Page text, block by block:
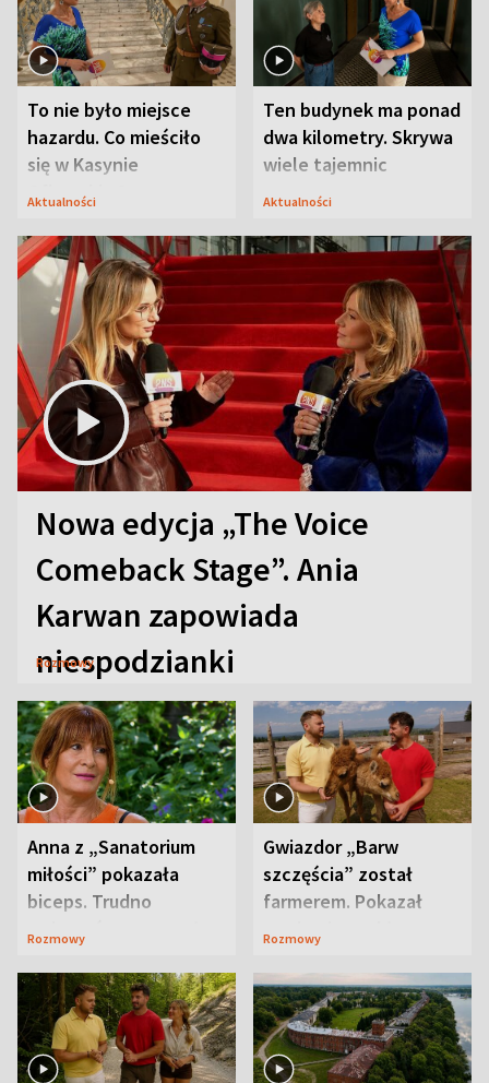
To nie było miejsce
hazardu. Co mieściło
się w Kasynie
Oficerskim?
Aktualności
Ten budynek ma ponad
dwa kilometry. Skrywa
wiele tajemnic
Aktualności
Nowa edycja „The Voice
Comeback Stage”. Ania
Karwan zapowiada
niespodzianki
Rozmowy
Anna z „Sanatorium
miłości” pokazała
biceps. Trudno
uwierzyć, co przeszła
Rozmowy
Gwiazdor „Barw
szczęścia” został
farmerem. Pokazał
swoje niezwykłe
Rozmowy